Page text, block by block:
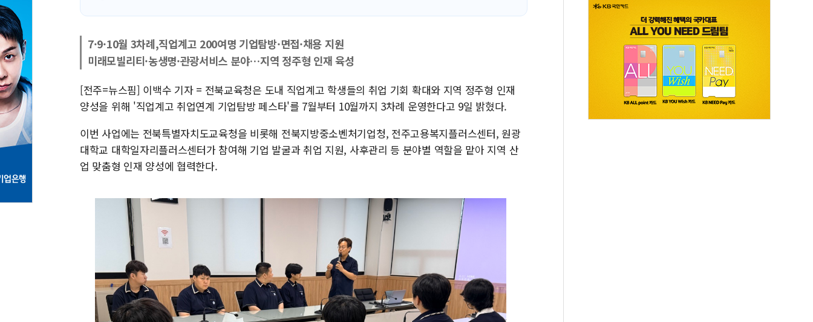
7·9·10월 3차례,직업계고 200여명 기업탐방·면접·채용 지원
미래모빌리티·농생명·관광서비스 분야…지역 정주형 인재 육성
[전주=뉴스핌] 이백수 기자 = 전북교육청은 도내 직업계고 학생들의 취업 기회 확대와 지역 정주형 인재
양성을 위해 '직업계고 취업연계 기업탐방 페스타'를 7월부터 10월까지 3차례 운영한다고 9일 밝혔다.
이번 사업에는 전북특별자치도교육청을 비롯해 전북지방중소벤처기업청, 전주고용복지플러스센터, 원광
대학교 대학일자리플러스센터가 참여해 기업 발굴과 취업 지원, 사후관리 등 분야별 역할을 맡아 지역 산
업 맞춤형 인재 양성에 협력한다.